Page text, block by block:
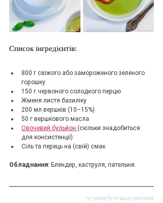
Список інгредієнтів:
800 г свіжого або замороженого зеленого
горошку
150 г червоного солодкого перцю
Жменя листя базиліку
200 мл вершків (10–15%)
50 г вершкового масла
Овочевий бульйон (скільки знадобиться
для консистенції)
Сіль та перець на (свій) смак
Обладнання: Блендер, каструля, пательня.
тут може бути ваша реклама